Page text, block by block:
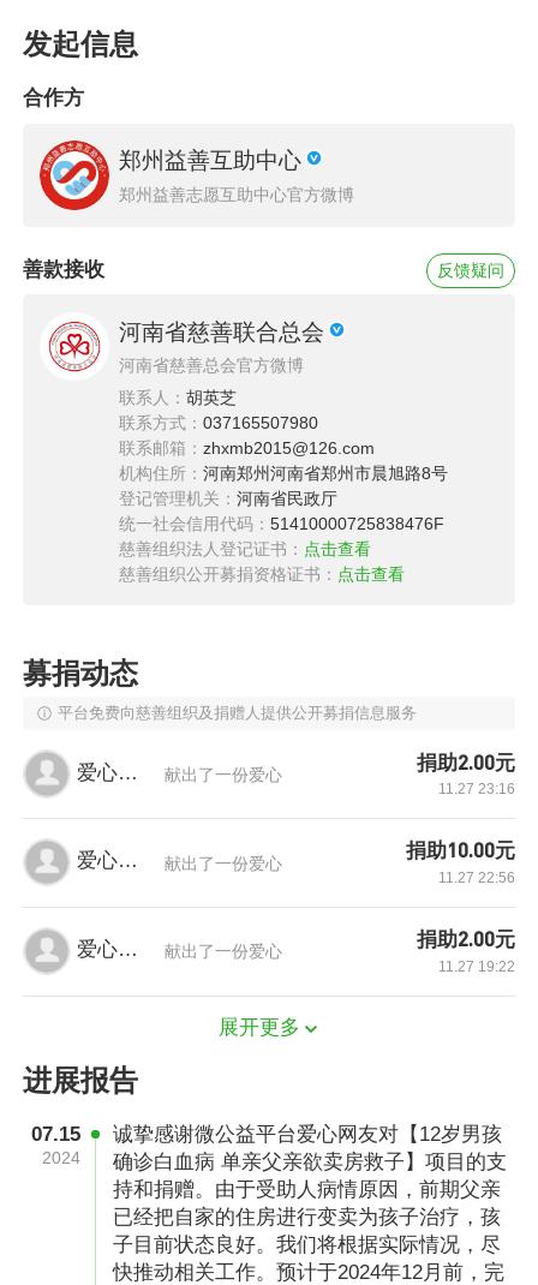
（小桦的下肢布满了出血点。图片由志愿者拍
2022年的9月份，对于小桦来讲犹如噩梦般的存
月18日，小桦因呕吐、食欲不振到河南省儿童医
院检查，并最终确诊为T淋巴母细胞白血病/淋巴
瘤。这个消息犹如晴天霹雳，彻底击碎了小桦一
家的平静生活。
（图片由家属提供，已获授权）
确诊后，小桦进行了长达7个月的化疗。2023年4
月19日，小桦的爸爸为他捐献了骨髓，本以为一
发起信息
合作方
郑州益善互助中心
郑州益善志愿互助中心官方微博
善款接收
河南省慈善联合总会
河南省慈善总会官方微博
联系人：胡英芝
联系方式：037165507980
联系邮箱：zhxmb2015@126.com
机构住所：河南郑州河南省郑州市晨旭路8号
登记管理机关：河南省民政厅
统一社会信用代码：51410000725838476F
慈善组织法人登记证书： 点击查看
慈善组织公开募捐资格证书： 点击查看
反馈疑问
募捐动态
平台免费向慈善组织及捐赠人提供公开募捐信息服务
爱心网友 献出了一份爱心
捐助2.00元
11.27 23:16
爱心网友 献出了一份爱心
捐助10.00元
11.27 22:56
爱心网友 献出了一份爱心
捐助2.00元
11.27 19:22
展开更多
进展报告
07.15
2024
诚挚感谢微公益平台爱心网友对【12岁男孩
确诊白血病 单亲父亲欲卖房救子】项目的支
持和捐赠。由于受助人病情原因，前期父亲
已经把自家的住房进行变卖为孩子治疗，孩
子目前状态良好。我们将根据实际情况，尽
快推动相关工作。预计于2024年12月前，完